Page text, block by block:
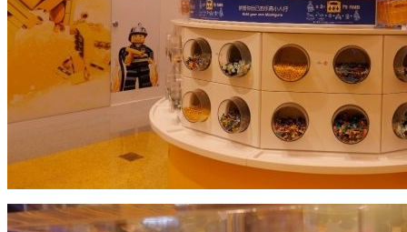
一步一步，拼搭专属的乐趣
乐高城市中心旗舰店一共有上下两层空间，面积达到585㎡。
在一层，你可以利用各种小积木拼搭出属于自己的乐高小人